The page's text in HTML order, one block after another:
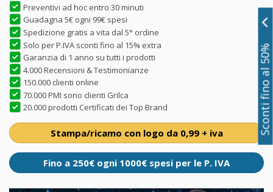
Preventivi ad hoc entro 30 minuti
Guadagna 5€ ogni 99€ spesi
Spedizione gratis a vita dal 5° ordine
Solo per P.IVA sconti fino al 15% extra
Garanzia di 1 anno su tutti i prodotti
4.000 Recensioni & Testimonianze
150.000 clienti online
70.000 PMI sono clienti Grilca
20.000 prodotti Certificati dei Top Brand
Stampa/ricamo con logo da 0,99 + iva
Fino a 250€ ogni 1000€ spesi per le P. IVA
Sconti fino al 50%